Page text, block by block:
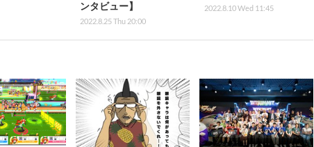
ンタビュー】
2022.8.25 Thu 20:00
2022.8.10 Wed 11:45